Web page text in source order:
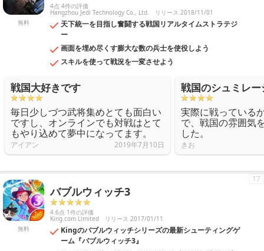
無料
4点 4件の評価
Hangzhou Jedi Technology Co., Ltd. リリース 2018/11/01
天下統一を目指し奮闘する戦国リアルタイムストラテジ
ー
画面を埋め尽くす膨大な数の兵士を使役しよう
スキルを使って戦況を一変させよう
戦国大好きです
毎日少しづつ武将集めとても面白い
ですし、オンラインでも対戦はとて
もやり込めて夢中になってます。
アイアン 2019年7月10日
戦国のシュミレ
実際に戦っている
で、戦国の雰囲気
した。
きお
無料
バブルウィッチ3
4.6点 1件の評価
King.com Limited リリース 2017/01/11
Kingのバブルウィッチシリーズの最新シューティングゲ
ーム『バブルウィッチ3』
17